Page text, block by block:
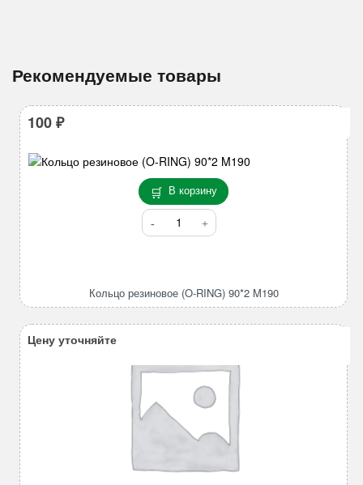
Рекомендуемые товары
В корзину
Количество
товара
RING)
Кольцо резиновое (O-RING) 90*2 M190
100₽
Цену уточняйте